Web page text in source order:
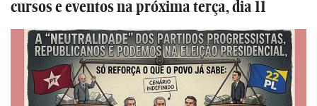
cursos e eventos na próxima terça, dia 11